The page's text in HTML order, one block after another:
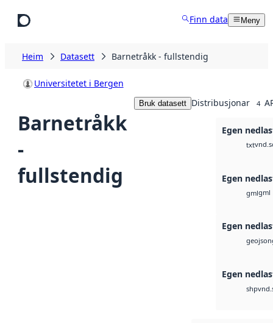
Finn data Meny
Heim Datasett Barnetråkk - fullstendig
Universitetet i Bergen
Barnetråkk
-
fullstendig
Bruk datasett Distribusjonar 4
Egen
txt
Egen
gmlgml
Egen
geojson
Egen
shp